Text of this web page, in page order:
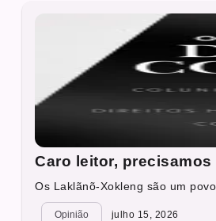
Caro leitor,
Os Laklãnõ-Xokleng são um
Opinião julho 15, 2026